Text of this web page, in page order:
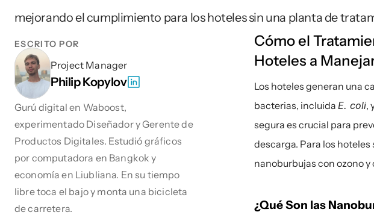
mejorando el cumplimiento para los hoteles sin una planta de
ESCRITO POR
Project Manager
Philip Kopylov
Gurú digital en Waboost,
experimentado Diseñador y Gerente de
Productos Digitales. Estudió gráficos
por computadora en Bangkok y
economía en Liubliana. En su tiempo
libre toca el bajo y monta una bicicleta
de carretera.
Cómo el
Hoteles a
Los hoteles generan una
bacterias, incluida E. coli,
segura es crucial para
descarga. Para los
nanoburbujas con ozono
¿Qué Son las